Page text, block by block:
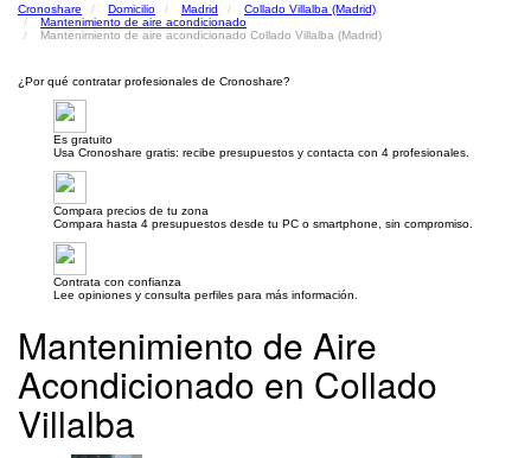
Cronoshare Domicilio Madrid
Collado Villalba (Madrid)
Mantenimiento de aire acondicionado
Mantenimiento de aire acondicionado Collado Villalba (Madrid)
¿Por qué contratar profesionales de Cronoshare?
Es gratuito
Usa Cronoshare gratis: recibe presupuestos y contacta con 4 profesionales.
Compara precios de tu zona
Compara hasta 4 presupuestos desde tu PC o smartphone, sin compromiso.
Contrata con confianza
Lee opiniones y consulta perfiles para más información.
Mantenimiento de Aire
Acondicionado en Collado
Villalba